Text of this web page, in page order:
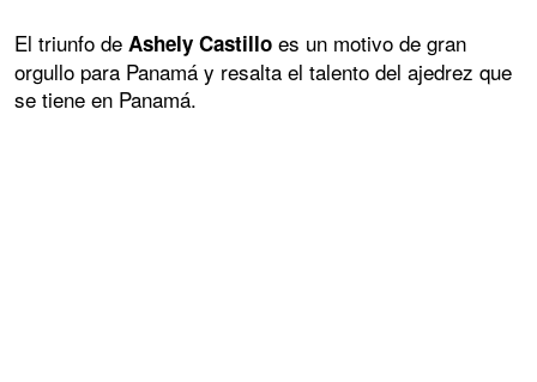
El triunfo de Ashely Castillo es un motivo de gran
orgullo para Panamá y resalta el talento del ajedrez que
se tiene en Panamá.